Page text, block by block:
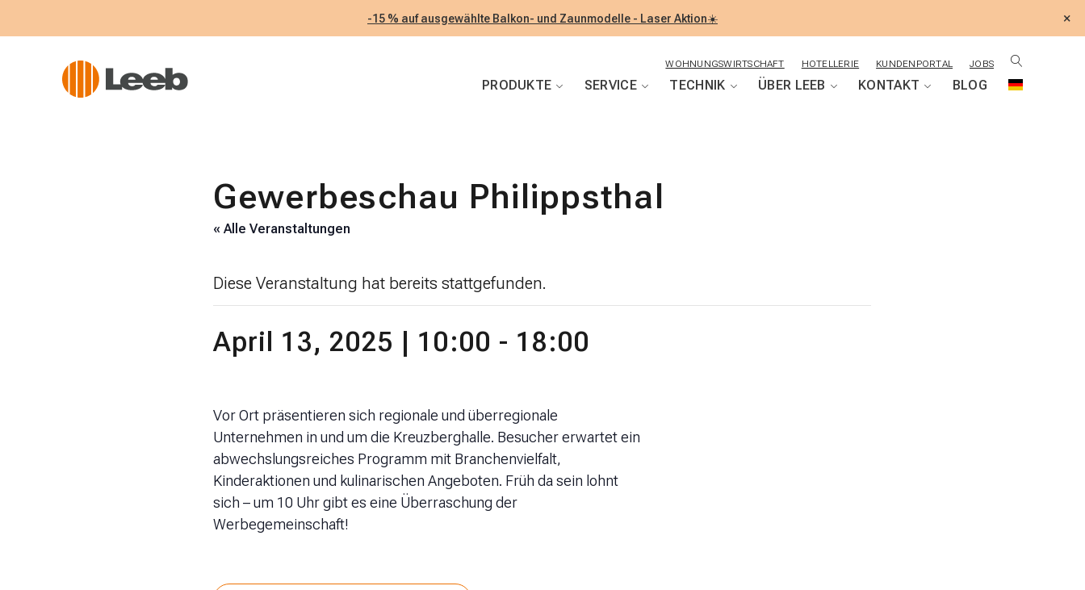
-15 % auf ausgewählte Balkon- und Zaunmodelle - Laser Aktion☀️ ×
WOHNUNGSWIRTSCHAFT HOTELLERIE KUNDENPORTAL JOBS
PRODUKTE SERVICE TECHNIK ÜBER LEEB KONTAKT BLOG
Gewerbeschau Philippsthal
« Alle Veranstaltungen
Diese Veranstaltung hat bereits stattgefunden.
April 13, 2025 | 10:00 - 18:00
Vor Ort präsentieren sich regionale und überregionale
Unternehmen in und um die Kreuzberghalle. Besucher erwartet ein
abwechslungsreiches Programm mit Branchenvielfalt,
Kinderaktionen und kulinarischen Angeboten. Früh da sein lohnt
sich – um 10 Uhr gibt es eine Überraschung der
Werbegemeinschaft!